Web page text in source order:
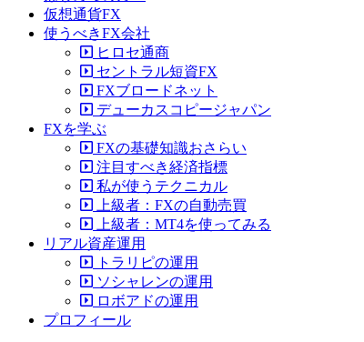
仮想通貨FX
使うべきFX会社
ヒロセ通商
セントラル短資FX
FXブロードネット
デューカスコピージャパン
FXを学ぶ
FXの基礎知識おさらい
注目すべき経済指標
私が使うテクニカル
上級者：FXの自動売買
上級者：MT4を使ってみる
リアル資産運用
トラリピの運用
ソシャレンの運用
ロボアドの運用
プロフィール